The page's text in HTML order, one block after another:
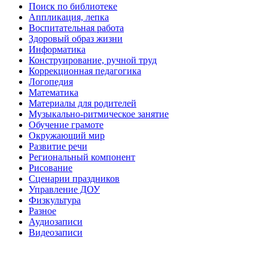
Поиск по библиотеке
Аппликация, лепка
Воспитательная работа
Здоровый образ жизни
Информатика
Конструирование, ручной труд
Коррекционная педагогика
Логопедия
Математика
Материалы для родителей
Музыкально-ритмическое занятие
Обучение грамоте
Окружающий мир
Развитие речи
Региональный компонент
Рисование
Сценарии праздников
Управление ДОУ
Физкультура
Разное
Аудиозаписи
Видеозаписи